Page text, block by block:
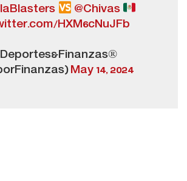
@Chivas
HXM6cNuJFb
May 14, 2024